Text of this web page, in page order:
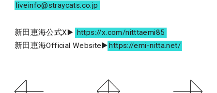
liveinfo@straycats.co.jp
新田恵海公式X▶️ https://x.com/nitttaemi85
新田恵海Official Website▶️ https://emi-nitta.net/